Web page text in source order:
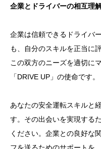
企業とドライバーの相互理
企業は信頼できるドライバ
も、自分のスキルを正当に
この双方のニーズを適切に
「DRIVE UP」の使命です。
あなたの安全運転スキルと
す。その出会いを実現する
ください。企業との良好な
フを送るためのサポートを